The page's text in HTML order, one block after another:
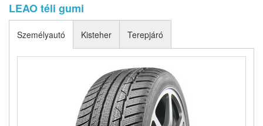
LEAO téli gumi
Személyautó Kisteher Terepjáró